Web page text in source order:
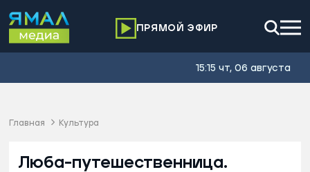
ПРЯМОЙ ЭФИР
15:15 чт, 06 августа
Главная Культура
Люба-путешественница.